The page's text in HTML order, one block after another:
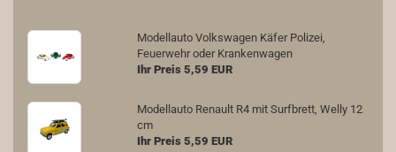
Modellauto Volkswagen Käfer Polizei,
Feuerwehr oder Krankenwagen
Ihr Preis 5,59 EUR
Modellauto Renault R4 mit Surfbrett, Welly 12
cm
Ihr Preis 5,59 EUR